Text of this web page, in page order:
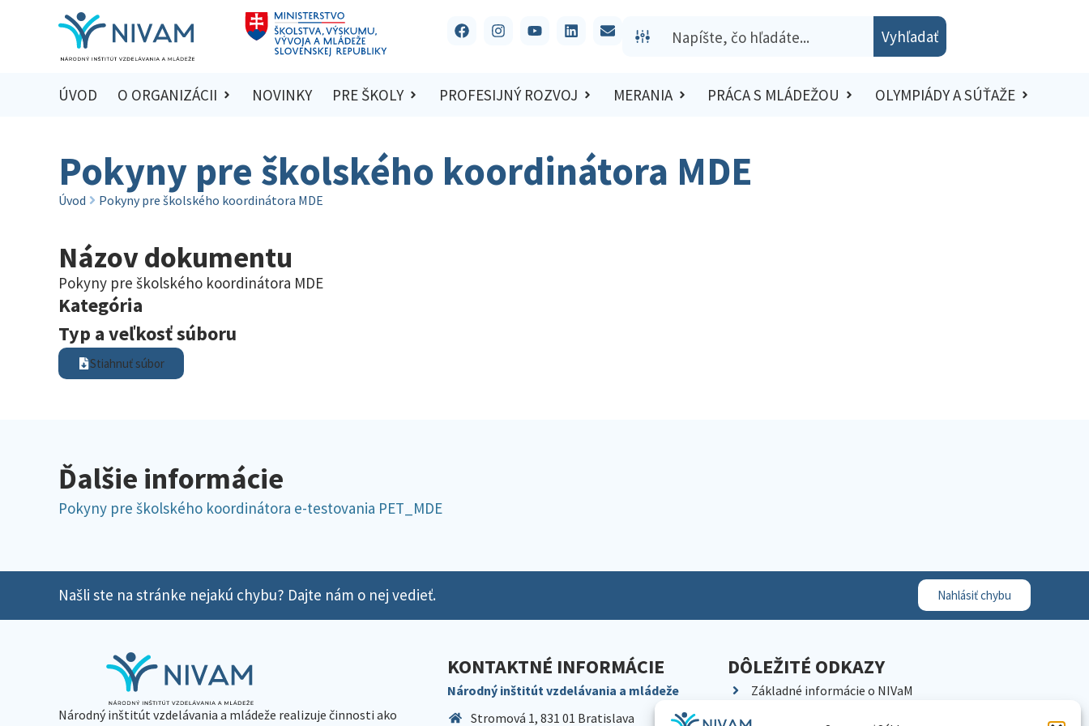
Vyhľadať
ÚVOD O ORGANIZÁCII NOVINKY PRE ŠKOLY PROFESIJNÝ ROZVOJ MERANIA PRÁCA S MLÁDEŽOU OLYMPIÁDY A SÚŤAŽE
Pokyny pre školského koordinátora MDE
Úvod Pokyny pre školského koordinátora MDE
Názov dokumentu
Pokyny pre školského koordinátora MDE
Kategória
Typ a veľkosť súboru
Stiahnuť súbor
Ďalšie informácie
Pokyny pre školského koordinátora e-testovania PET_MDE
Našli ste na stránke nejakú chybu? Dajte nám o nej vedieť. Nahlásiť chybu
Národný inštitút vzdelávania a mládeže realizuje činnosti ako
KONTAKTNÉ INFORMÁCIE
Národný inštitút vzdelávania a mládeže
Stromová 1, 831 01 Bratislava
DÔLEŽITÉ ODKAZY
Základné informácie o NIVaM